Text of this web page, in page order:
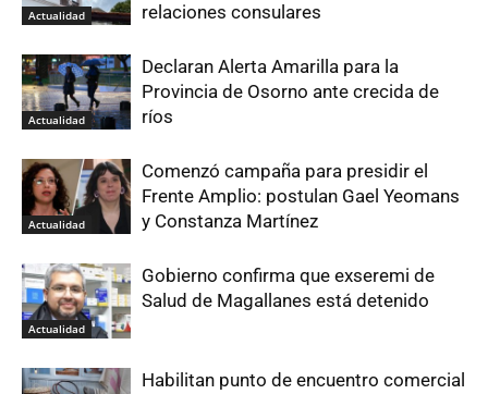
Actualidad
relaciones consulares
Actualidad
Declaran Alerta Amarilla para la
Provincia de Osorno ante crecida de
ríos
Actualidad
Comenzó campaña para presidir el
Frente Amplio: postulan Gael Yeomans
y Constanza Martínez
Actualidad
Gobierno confirma que exseremi de
Salud de Magallanes está detenido
Habilitan punto de encuentro comercial